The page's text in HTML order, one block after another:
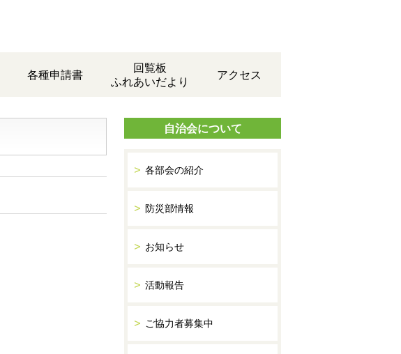
各種申請書
回覧板
ふれあいだより
アクセス
自治会について
各部会の紹介
防災部情報
お知らせ
活動報告
ご協力者募集中